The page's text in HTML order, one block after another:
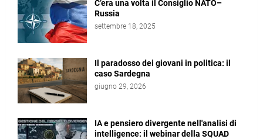
C’era una volta il Consiglio NATO–
Russia
settembre 18, 2025
Il paradosso dei giovani in politica: il
caso Sardegna
giugno 29, 2026
IA e pensiero divergente nell'analisi di
intelligence: il webinar della SQUAD